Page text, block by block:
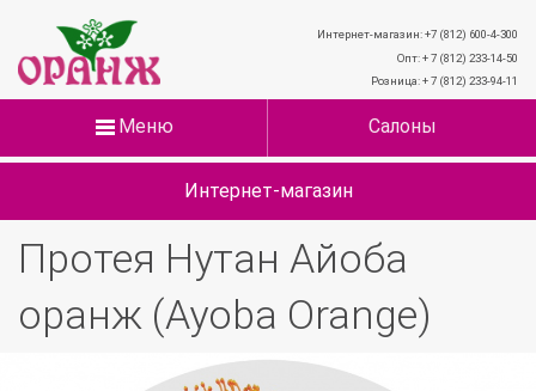
Интернет-магазин: +7 (812) 600-4-300
Опт: + 7 (812) 233-14-50
Розница: + 7 (812) 233-94-11
Меню Салоны
Интернет-магазин
Протея Нутан Айоба
оранж (Ayoba Orange)